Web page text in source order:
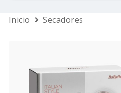
Inicio
 Secadores